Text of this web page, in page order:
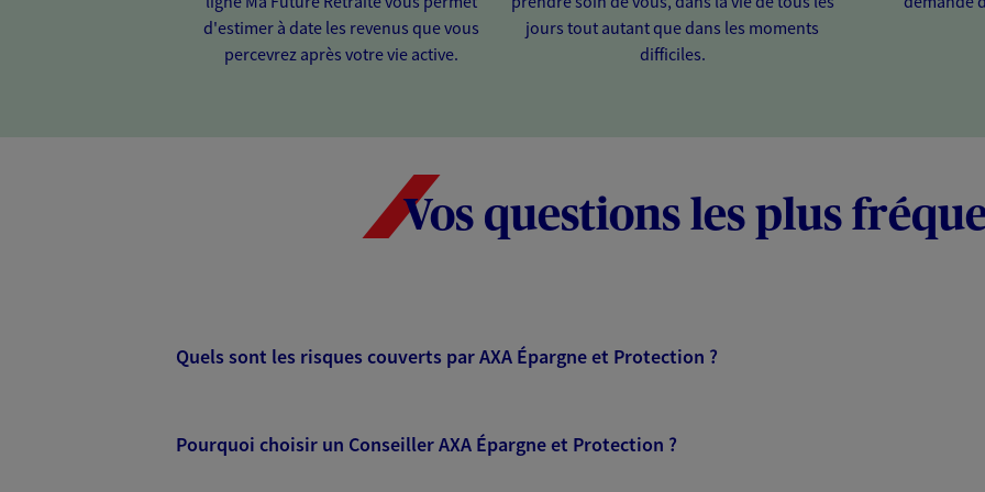
d'estimer à date les revenus que vous
percevrez après votre vie active.
jours tout autant que dans les moments
difficiles.
Vos questions les plus
Quels sont les risques couverts par AXA Épargne et Protection ?
Pourquoi choisir un Conseiller AXA Épargne et Protection ?